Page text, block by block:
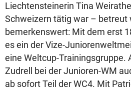
Liechtensteinerin Tina
Schweizern tätig war – betreut
bemerkenswert: Mit dem erst
es ein der Vize-
eine Weltcup-Trainingsgruppe.
Zudrell bei der Junioren-WM
ab sofort Teil der WC4. Mit